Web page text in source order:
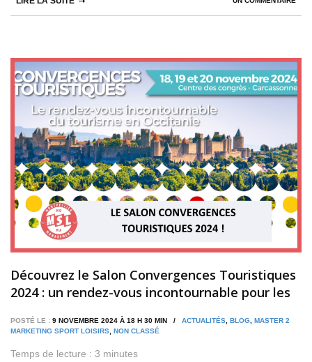
Découvrez le Salon Convergences Touristiques
2024 : un rendez-vous incontournable pour les
POSTÉ LE : 9 NOVEMBRE 2024 À 18 H 30 MIN / ACTUALITÉS BLOG MASTER 2
MARKETING SPORT LOISIRS NON CLASSÉ
Temps de lecture : 3 minutes